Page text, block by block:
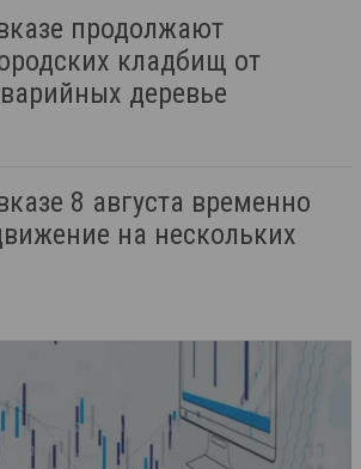
продолжают
кладбищ от
деревье
8 августа временно
на нескольких